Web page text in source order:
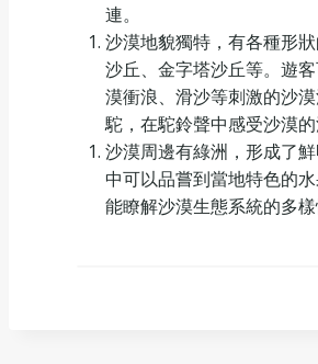
連。
沙漠地貌獨特，有各種形
沙丘、金字塔沙丘等。遊
漠衝浪、滑沙等刺激的沙
駝，在駝鈴聲中感受沙漠的
沙漠周邊有綠洲，形成了
中可以品嘗到當地特色的
能瞭解沙漠生態系統的多樣